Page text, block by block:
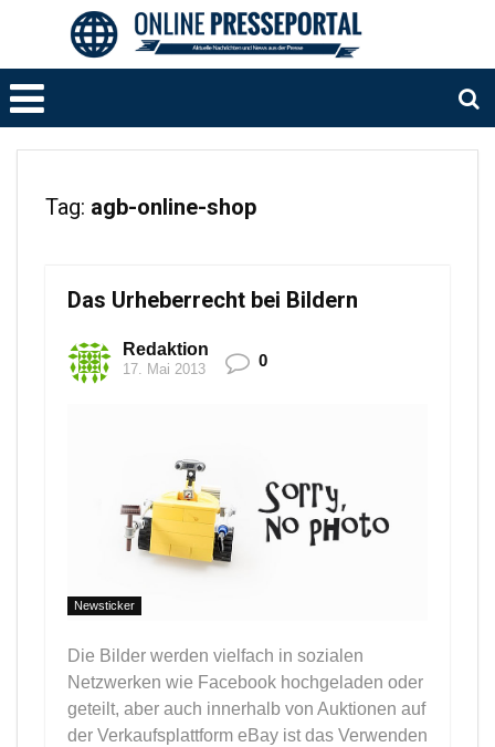
Tag: agb-online-shop
Das Urheberrecht bei Bildern
Redaktion
17. Mai 2013 0
Newsticker
Die Bilder werden vielfach in sozialen
Netzwerken wie Facebook hochgeladen oder
geteilt, aber auch innerhalb von Auktionen auf
der Verkaufsplattform eBay ist das Verwenden